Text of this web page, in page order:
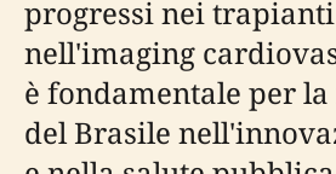
progressi nei
nell'imaging
è fondamentale per
del Brasile